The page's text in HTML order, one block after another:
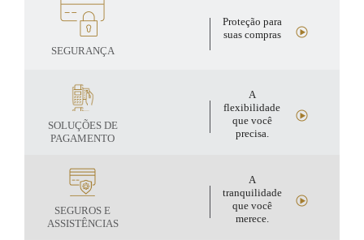
SEGURANÇA
Proteção para
suas compras
SOLUÇÕES DE
PAGAMENTO
A
flexibilidade
que você
precisa.
SEGUROS E
ASSISTÊNCIAS
A
tranquilidade
que você
merece.